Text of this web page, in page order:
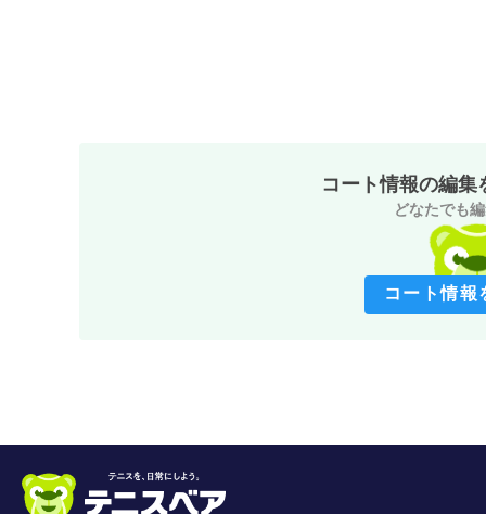
コート情報の編集
どなたでも
コート情報